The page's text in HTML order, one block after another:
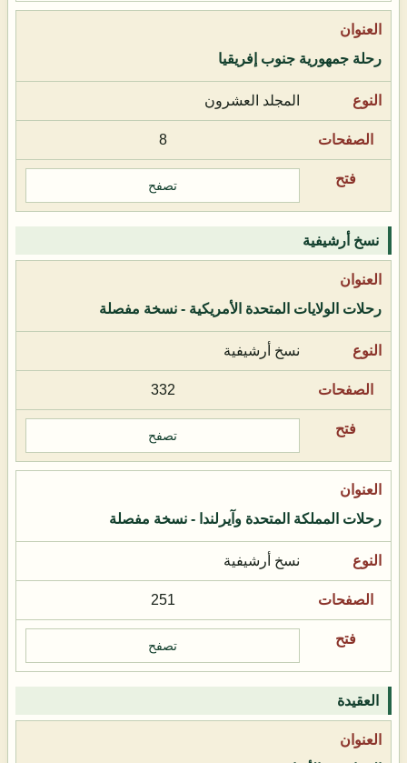
رحلة جمهورية جنوب إفريقيا
المجلد العشرون
8
تصفح
نسخ أرشيفية
رحلات الولايات المتحدة الأمريكية - نسخة مفصلة
نسخ أرشيفية
332
تصفح
رحلات المملكة المتحدة وآيرلندا - نسخة مفصلة
نسخ أرشيفية
251
تصفح
العقيدة